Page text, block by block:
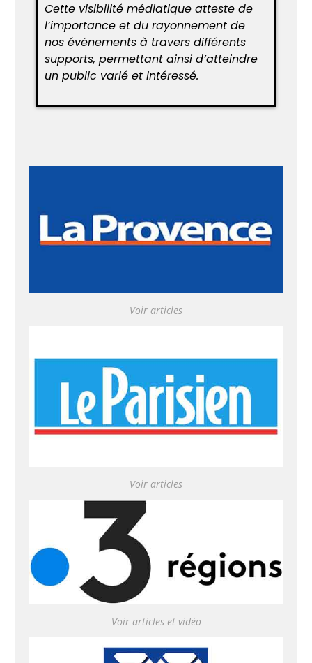
Cette visibilité médiatique atteste de
l’importance et du rayonnement de
nos événements à travers différents
supports, permettant ainsi d’atteindre
un public varié et intéressé.
Voir articles
Voir articles
Voir articles et vidéo